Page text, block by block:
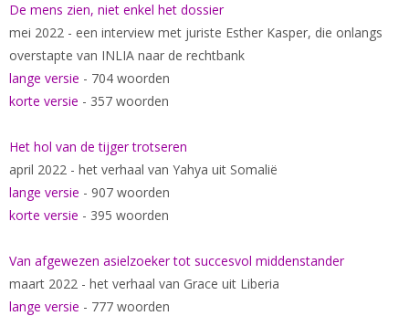
De mens zien, niet enkel het dossier
mei 2022 - een interview met juriste Esther Kasper, die onlangs
overstapte van INLIA naar de rechtbank
lange versie - 704 woorden
korte versie - 357 woorden
Het hol van de tijger trotseren
april 2022 - het verhaal van Yahya uit Somalië
lange versie - 907 woorden
korte versie - 395 woorden
Van afgewezen asielzoeker tot succesvol middenstander
maart 2022 - het verhaal van Grace uit Liberia
lange versie - 777 woorden